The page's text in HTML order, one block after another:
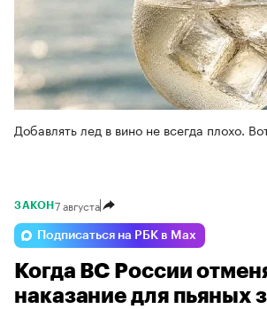
Добавлять лед в вино не всегда плохо.
ЗАКОН 7 августа
Подписаться на РБК в Max
Когда ВС России
наказание для пьяных